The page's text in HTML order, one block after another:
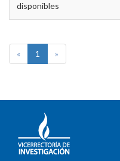
disponibles
« 1 »